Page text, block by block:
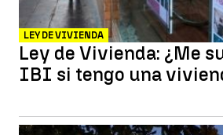
LEY DE VIVIENDA
Ley de Vivienda: ¿Me
IBI si tengo una